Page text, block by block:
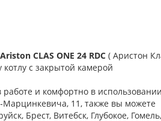
Ariston CLAS ONE 24 RDC ( Аристон
с закрытой камерой
и комфортно в
Марцинкевича, 11, также вы можете
Брест, Витебск, Глубокое, Гомель,